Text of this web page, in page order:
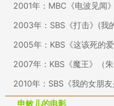
2001年：MBC《电波见闻
2003年：SBS《打击》(我
2005年：KBS《这该死的
2007年：KBS《魔王》（朱
2010年：SBS《我的女朋友
申敏儿的电影